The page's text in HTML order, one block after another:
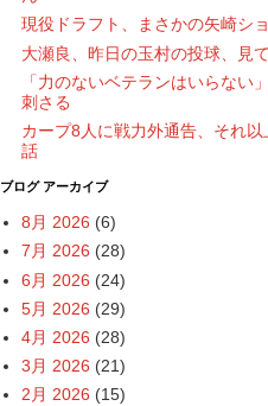
現役ドラフト、まさかの矢崎シ
大瀬良、昨日の玉村の投球、見
「力のないベテランはいらない
刺さる
カープ8人に戦力外通告、それ
話
ブログ アーカイブ
8月 2026 (6)
7月 2026 (28)
6月 2026 (24)
5月 2026 (29)
4月 2026 (28)
3月 2026 (21)
2月 2026 (15)